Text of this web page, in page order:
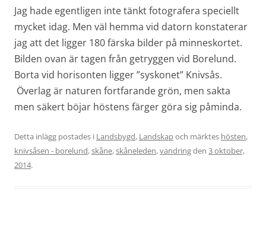
Jag hade egentligen inte tänkt fotografera speciellt
mycket idag. Men väl hemma vid datorn konstaterar
jag att det ligger 180 färska bilder på minneskortet.
Bilden ovan är tagen från getryggen vid Borelund.
Borta vid horisonten ligger ”syskonet” Knivsås.
Överlag är naturen fortfarande grön, men sakta
men säkert böjar höstens färger göra sig påminda.
Detta inlägg postades i Landsbygd, Landskapoch märktes hösten,
knivsåsen - borelund,skåne,skåneleden,vandringden 3 oktober,
2014.